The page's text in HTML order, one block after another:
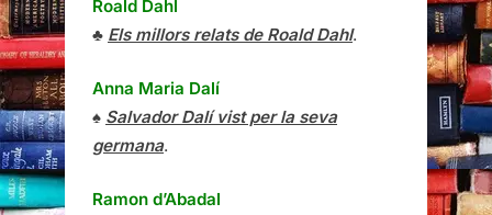
Roald Dahl
♣ Els millors relats de Roald Dahl.
Anna Maria Dalí
♠ Salvador Dalí vist per la seva
germana.
Ramon d’Abadal